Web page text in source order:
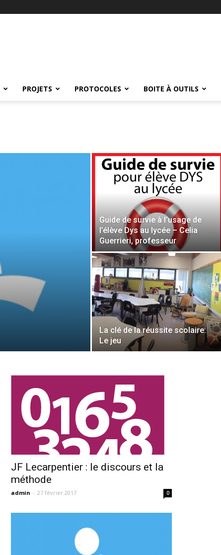
PROJETS PROTOCOLES BOITE À OUTILS
Guide de survie à l’usage de
l’élève Dys au lycée – Celia
Guerrieri, professeur
La clé de la réussite scolaire:
Le jeu
JF Lecarpentier : le discours et la
méthode
admin - 27 février 2017 0